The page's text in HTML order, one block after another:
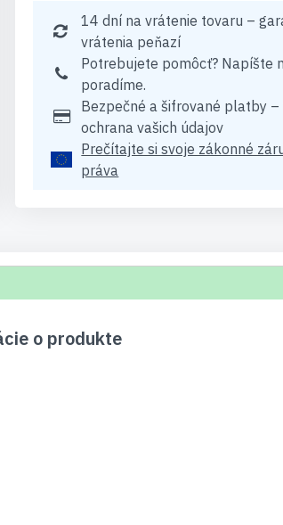
14 dní na vrátenie tovaru –
vrátenia peňazí
Potrebujete pomôcť? Napíšte
poradíme.
Bezpečné a šifrované platby –
ochrana vašich údajov
Prečítajte si svoje zákonné
práva
o produkte